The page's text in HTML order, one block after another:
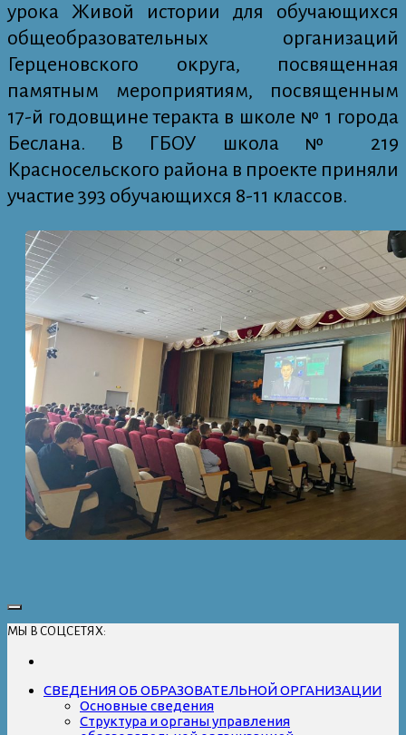
урока Живой истории для обучающихся
общеобразовательных организаций
Герценовского округа, посвященная
памятным мероприятиям, посвященным
17-й годовщине теракта в школе № 1 города
Беслана. В ГБОУ школа № 219
Красносельского района в проекте приняли
участие 393 обучающихся 8-11 классов.
МЫ В СОЦСЕТЯХ:
СВЕДЕНИЯ ОБ ОБРАЗОВАТЕЛЬНОЙ ОРГАНИЗАЦИИ
Основные сведения
Структура и органы управления